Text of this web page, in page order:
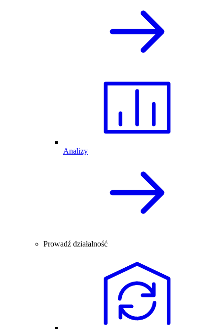
Analizy
Prowadź działalność